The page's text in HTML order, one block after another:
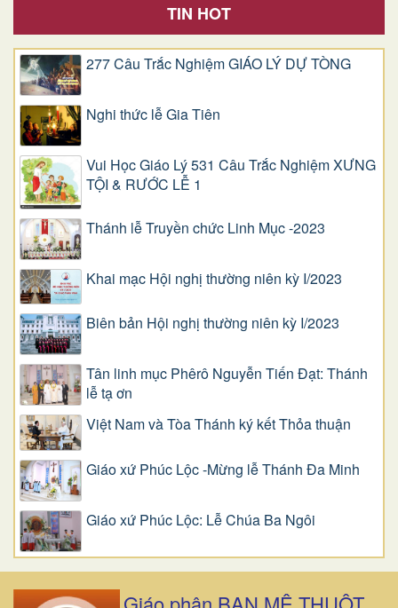
TIN HOT
277 Câu Trắc Nghiệm GIÁO LÝ DỰ TÒNG
Nghi thức lễ Gia Tiên
Vui Học Giáo Lý 531 Câu Trắc Nghiệm XƯNG
TỘI & RƯỚC LỄ 1
Thánh lễ Truyền chức Linh Mục -2023
Khai mạc Hội nghị thường niên kỳ I/2023
Biên bản Hội nghị thường niên kỳ I/2023
Tân linh mục Phêrô Nguyễn Tiến Đạt: Thánh
lễ tạ ơn
Việt Nam và Tòa Thánh ký kết Thỏa thuận
Giáo xứ Phúc Lộc -Mừng lễ Thánh Đa Minh
Giáo xứ Phúc Lộc: Lễ Chúa Ba Ngôi